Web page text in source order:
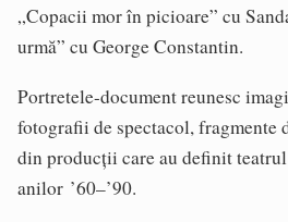
„Copacii mor în picioare” cu
urmă” cu George Constantin.
Portretele-document reunesc
fotografii de spectacol, fragmente
din producții care au definit
anilor ’60–’90.